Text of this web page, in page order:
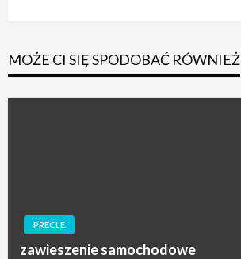
MOŻE CI SIĘ SPODOBAĆ RÓWNIEŻ
PRECLE
zawieszenie samochodowe